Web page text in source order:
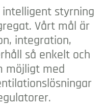
intelligent styrning
Vårt mål är
integration,
så enkelt och
möjligt med